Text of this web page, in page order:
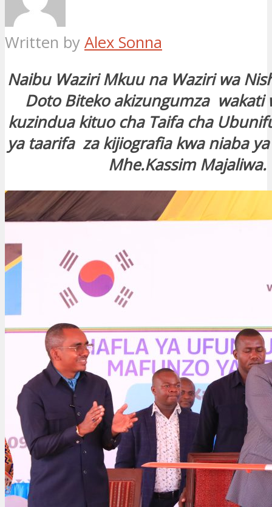
Written by Alex Sonna
Naibu Waziri Mkuu na Waziri wa
Doto Biteko akizungumza wakati
kuzindua kituo cha Taifa cha
ya taarifa za kijiografia kwa niaba
Mhe.Kassim Majaliwa.